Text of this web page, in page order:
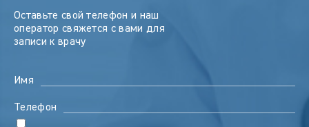
Оставьте свой телефон и наш
оператор свяжется с вами для
записи к врачу
Имя
Телефон